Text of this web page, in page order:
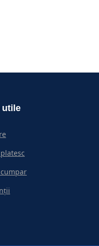
utile